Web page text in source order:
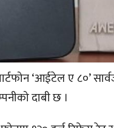
‘आईटेल ए ८०’
दाबी छ ।